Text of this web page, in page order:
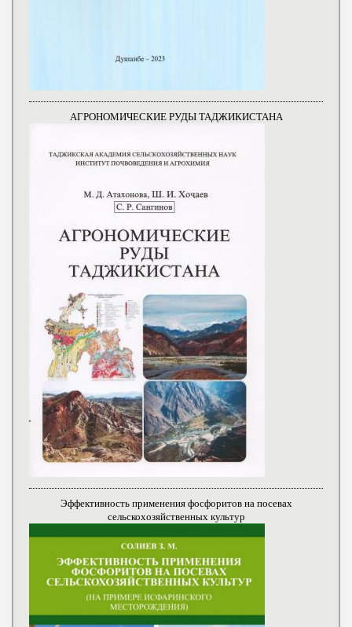
АГРОНОМИЧЕСКИЕ РУДЫ ТАДЖИКИСТАНА
Эффективность применения фосфоритов на посевах
сельскохозяйственных культур